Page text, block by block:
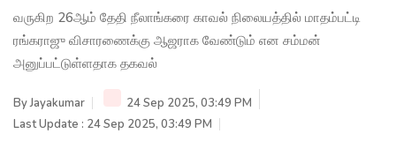
வருகிற 26ஆம் தேதி நீலாங்கரை காவல் நிலையத்தில் மாதம்பட்டி
ரங்கராஜு விசாரணைக்கு ஆஜராக வேண்டும் என சம்மன்
அனுப்பட்டுள்ளதாக தகவல்
ByJayakumar
24 Sep 2025, 03:49 PM
Last Update : 24 Sep 2025, 03:49 PM